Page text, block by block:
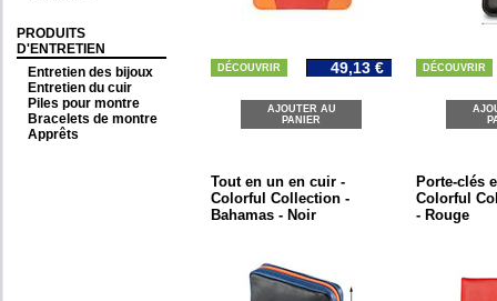
PRODUITS
D'ENTRETIEN
Entretien des bijoux
Entretien du cuir
Piles pour montre
Bracelets de montre
Apprêts
DÉCOUVRIR 49,13 €
AJOUTER AU
PANIER
DÉCOUVRIR
Tout en un en cuir -
Colorful Collection -
Bahamas - Noir
Porte-clés
Colorful
- Rouge